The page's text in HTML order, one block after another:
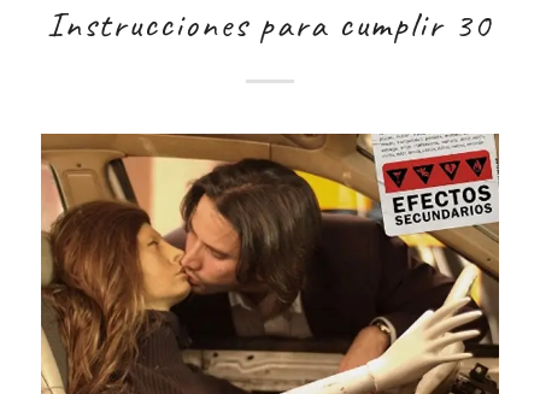
Instrucciones para cumplir 30